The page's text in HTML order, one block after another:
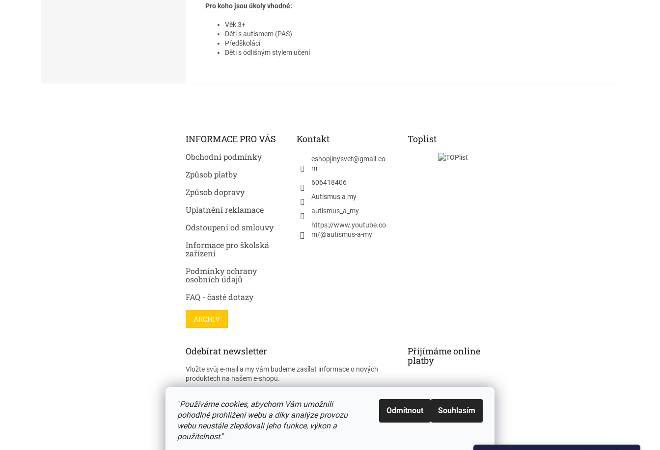
"Používáme cookies, abychom Vám umožnili
pohodlné prohlížení webu a díky analýze provozu
webu neustále zlepšovali jeho funkce, výkon a
použitelnost."
Odmítnout Souhlasím
Pro koho jsou úkoly vhodné:
Věk 3+
Děti s autismem (PAS)
Předškoláci
Děti s odlišným stylem učení
INFORMACE PRO VÁS
Obchodní podmínky
Způsob platby
Způsob dopravy
Uplatnění reklamace
Odstoupení od smlouvy
Informace pro školská
zařízení
Podmínky ochrany
osobních údajů
FAQ - časté dotazy
ARCHIV
Kontakt
eshopjinysvet@gmail.co
m
606418406
Autismus a my
autismus_a_my
https://www.youtube.co
m/@autismus-a-my
Toplist
Odebírat newsletter
Vložte svůj e-mail a my vám budeme zasílat informace o nových
produktech na našem e-shopu.
E-mail
PŘIHLÁSIT SE
Přijímáme online
platby